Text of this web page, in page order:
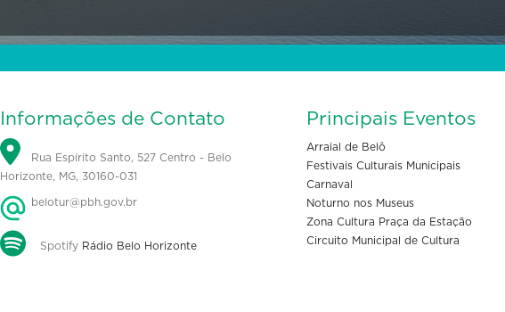
Informações de Contato
Rua Espírito Santo, 527 Centro - Belo
Horizonte, MG, 30160-031
belotur@pbh.gov.br
Spotify Rádio Belo Horizonte
Principais Eventos
Arraial de Belô
Festivais Culturais Municipais
Carnaval
Noturno nos Museus
Zona Cultura Praça da Estação
Circuito Municipal de Cultura